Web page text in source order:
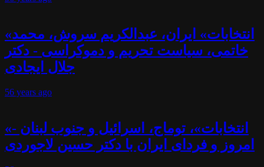
«انتخابات» ایران، عبدالکریم سروش، محمد
خاتمی، سیاست تحریم و دموکراسی - دکتر
جلال ایجادی
56 years ago
«انتخابات»، توماج، اسرائیل و جنوب لبنان -
امروز و فردای ایران با دکتر حسین لاجوردی